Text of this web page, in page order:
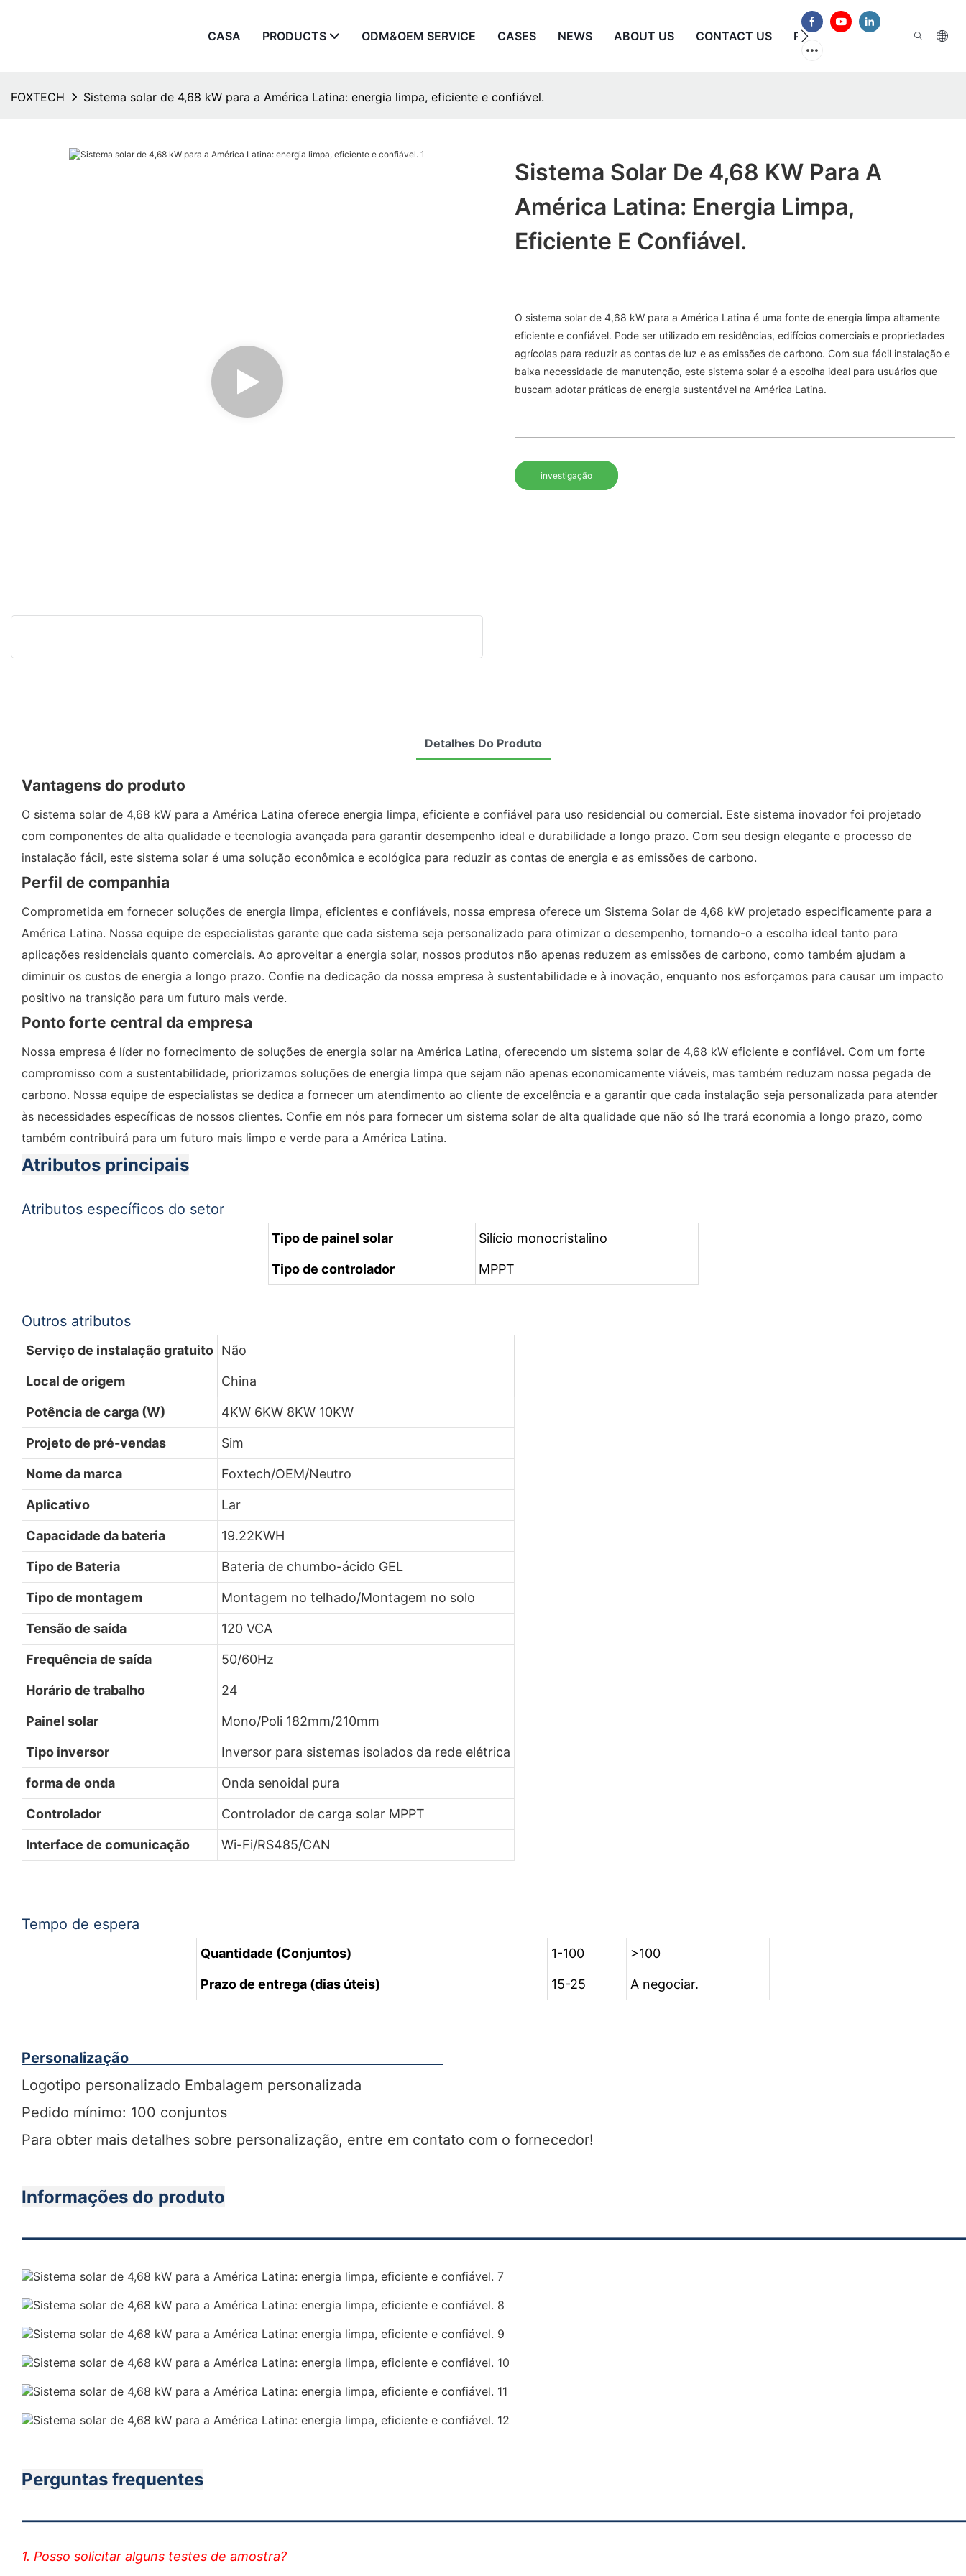
CASA PRODUCTS ODM&OEM SERVICE CASES NEWS ABOUT US CONTACT US PERGUNTAS FREQUENTES
FOXTECH Sistema solar de 4,68 kW para a América Latina: energia limpa, eficiente e confiável.
Sistema Solar De 4,68 KW Para A
América Latina: Energia Limpa,
Eficiente E Confiável.
O sistema solar de 4,68 kW para a América Latina é uma fonte de energia limpa altamente
eficiente e confiável. Pode ser utilizado em residências, edifícios comerciais e propriedades
agrícolas para reduzir as contas de luz e as emissões de carbono. Com sua fácil instalação e
baixa necessidade de manutenção, este sistema solar é a escolha ideal para usuários que
buscam adotar práticas de energia sustentável na América Latina.
investigação
Detalhes Do Produto
Vantagens do produto
O sistema solar de 4,68 kW para a América Latina oferece energia limpa, eficiente e confiável para uso residencial ou comercial. Este sistema inovador foi projetado
com componentes de alta qualidade e tecnologia avançada para garantir desempenho ideal e durabilidade a longo prazo. Com seu design elegante e processo de
instalação fácil, este sistema solar é uma solução econômica e ecológica para reduzir as contas de energia e as emissões de carbono.
Perfil de companhia
Comprometida em fornecer soluções de energia limpa, eficientes e confiáveis, nossa empresa oferece um Sistema Solar de 4,68 kW projetado especificamente para a
América Latina. Nossa equipe de especialistas garante que cada sistema seja personalizado para otimizar o desempenho, tornando-o a escolha ideal tanto para
aplicações residenciais quanto comerciais. Ao aproveitar a energia solar, nossos produtos não apenas reduzem as emissões de carbono, como também ajudam a
diminuir os custos de energia a longo prazo. Confie na dedicação da nossa empresa à sustentabilidade e à inovação, enquanto nos esforçamos para causar um impacto
positivo na transição para um futuro mais verde.
Ponto forte central da empresa
Nossa empresa é líder no fornecimento de soluções de energia solar na América Latina, oferecendo um sistema solar de 4,68 kW eficiente e confiável. Com um forte
compromisso com a sustentabilidade, priorizamos soluções de energia limpa que sejam não apenas economicamente viáveis, mas também reduzam nossa pegada de
carbono. Nossa equipe de especialistas se dedica a fornecer um atendimento ao cliente de excelência e a garantir que cada instalação seja personalizada para atender
às necessidades específicas de nossos clientes. Confie em nós para fornecer um sistema solar de alta qualidade que não só lhe trará economia a longo prazo, como
também contribuirá para um futuro mais limpo e verde para a América Latina.
Atributos principais
Atributos específicos do setor
Tipo de painel solar Silício monocristalino
Tipo de controlador MPPT
Outros atributos
Serviço de instalação gratuito Não
Local de origem China
Potência de carga (W) 4KW 6KW 8KW 10KW
Projeto de pré-vendas Sim
Nome da marca Foxtech/OEM/Neutro
Aplicativo Lar
Capacidade da bateria 19.22KWH
Tipo de Bateria Bateria de chumbo-ácido GEL
Tipo de montagem Montagem no telhado/Montagem no solo
Tensão de saída 120 VCA
Frequência de saída 50/60Hz
Horário de trabalho 24
Painel solar Mono/Poli 182mm/210mm
Tipo inversor Inversor para sistemas isolados da rede elétrica
forma de onda Onda senoidal pura
Controlador Controlador de carga solar MPPT
Interface de comunicação Wi-Fi/RS485/CAN
Tempo de espera
Quantidade (Conjuntos) 1-100 >100
Prazo de entrega (dias úteis) 15-25 A negociar.
Personalização
Logotipo personalizado Embalagem personalizada
Pedido mínimo: 100 conjuntos
Para obter mais detalhes sobre personalização, entre em contato com o fornecedor!
Informações do produto
Perguntas frequentes
1. Posso solicitar alguns testes de amostra?